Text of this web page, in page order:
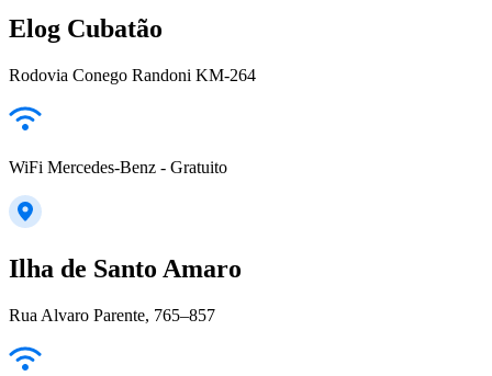
Elog Cubatão
Rodovia Conego Randoni KM-264
WiFi Mercedes-Benz - Gratuito
Ilha de Santo Amaro
Rua Alvaro Parente, 765–857